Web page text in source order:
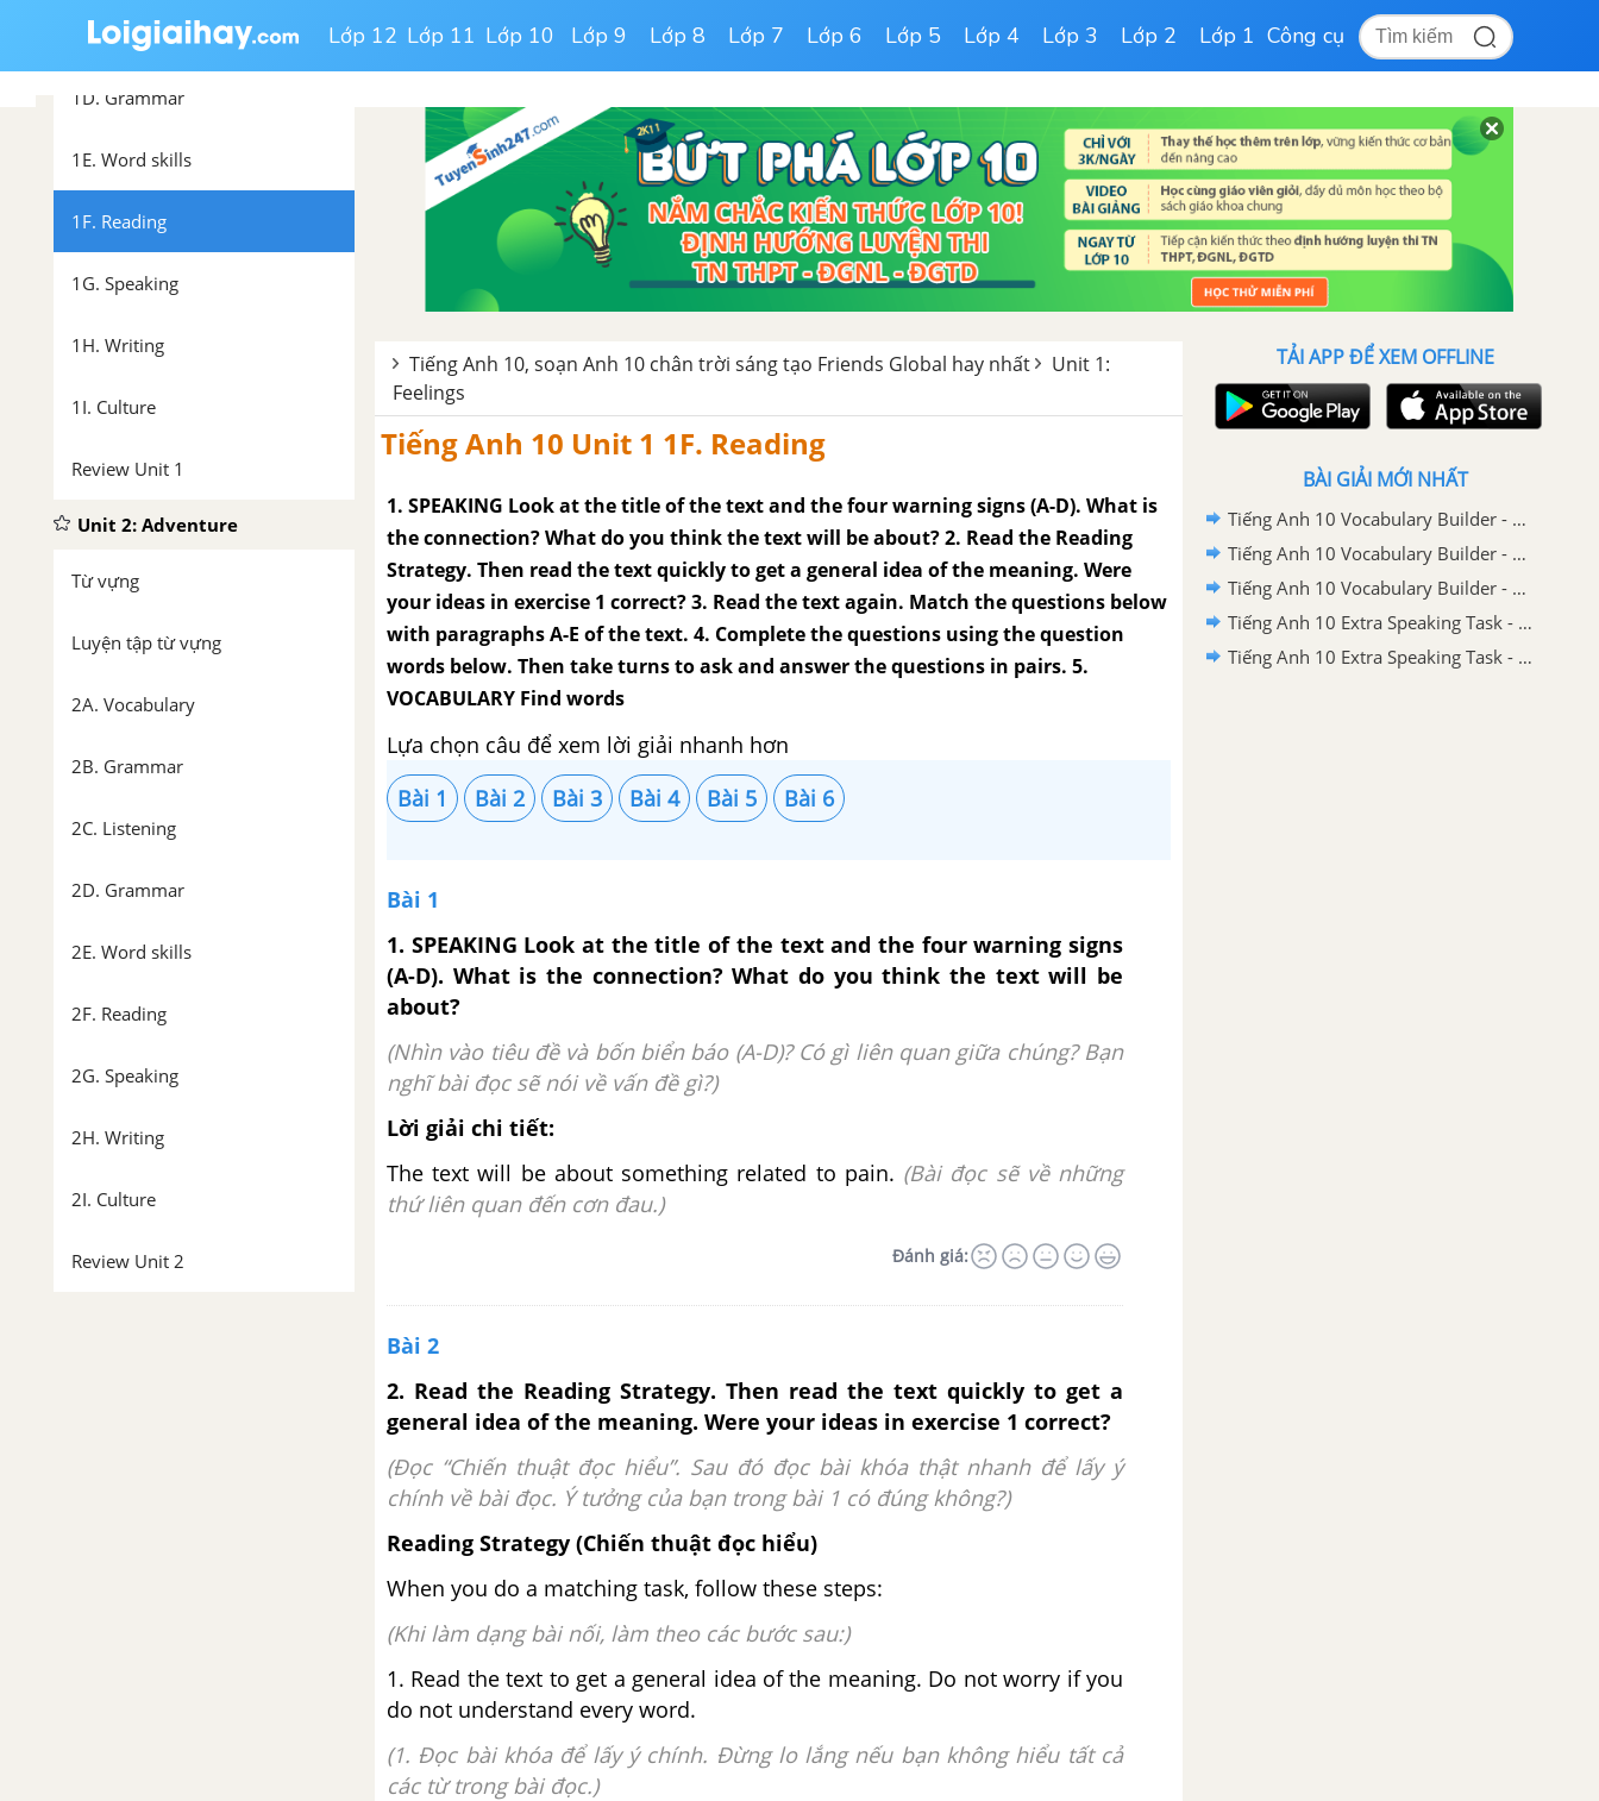
Lớp 12 Lớp 11 Lớp 10 Lớp 9 Lớp 8 Lớp 7 Lớp 6 Lớp 5 Lớp 4 Lớp 3 Lớp 2 Lớp 1 Công cụ
1C. Listening
1D. Grammar
1E. Word skills
1F. Reading
1G. Speaking
1H. Writing
1I. Culture
Review Unit 1
Unit 2: Adventure
Từ vựng
Luyện tập từ vựng
2A. Vocabulary
2B. Grammar
2C. Listening
2D. Grammar
2E. Word skills
2F. Reading
2G. Speaking
2H. Writing
2I. Culture
Review Unit 2
Tiếng Anh 10, soạn Anh 10 chân trời sáng tạo Friends Global hay nhất
Unit 1:
Feelings
Tiếng Anh 10 Unit 1 1F. Reading
1. SPEAKING Look at the title of the text and the four warning signs (A-D). What is
the connection? What do you think the text will be about? 2. Read the Reading
Strategy. Then read the text quickly to get a general idea of the meaning. Were
your ideas in exercise 1 correct? 3. Read the text again. Match the questions below
with paragraphs A-E of the text. 4. Complete the questions using the question
words below. Then take turns to ask and answer the questions in pairs. 5.
VOCABULARY Find words
Lựa chọn câu để xem lời giải nhanh hơn
Bài 1
Bài 2 Bài 3 Bài 4 Bài 5 Bài 6
Bài 1
1. SPEAKING Look at the title of the text and the four warning signs
(A-D). What is the connection? What do you think the text will be
about?
(Nhìn vào tiêu đề và bốn biển báo (A-D)? Có gì liên quan giữa chúng? Bạn
nghĩ bài đọc sẽ nói về vấn đề gì?)
Lời giải chi tiết:
The text will be about something related to pain. (Bài đọc sẽ về những
thứ liên quan đến cơn đau.)
Đánh giá:
Bài 2
2. Read the Reading Strategy. Then read the text quickly to get a
general idea of the meaning. Were your ideas in exercise 1 correct?
(Đọc “Chiến thuật đọc hiểu”. Sau đó đọc bài khóa thật nhanh để lấy ý
chính về bài đọc. Ý tưởng của bạn trong bài 1 có đúng không?)
Reading Strategy (Chiến thuật đọc hiểu)
When you do a matching task, follow these steps:
(Khi làm dạng bài nối, làm theo các bước sau:)
1. Read the text to get a general idea of the meaning. Do not worry if you
do not understand every word.
(1. Đọc bài khóa để lấy ý chính. Đừng lo lắng nếu bạn không hiểu tất cả
các từ trong bài đọc.)
TẢI APP ĐỂ XEM OFFLINE
BÀI GIẢI MỚI NHẤT
Tiếng Anh 10 Vocabulary Builder - Unit 8
Tiếng Anh 10 Vocabulary Builder - Unit 7
Tiếng Anh 10 Vocabulary Builder - Unit 6
Tiếng Anh 10 Extra Speaking Task - Unit 6
Tiếng Anh 10 Extra Speaking Task - Unit 5